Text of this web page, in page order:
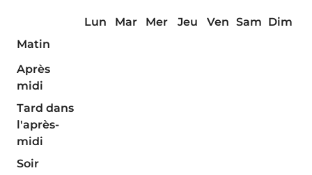
Lun Mar Mer Jeu Ven Sam Dim
Matin
Après
midi
Tard dans
l'après-
midi
Soir